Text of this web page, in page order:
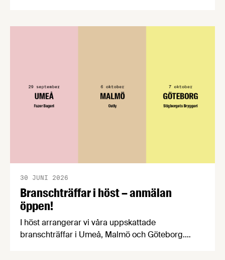
Branschträffar i höst – anmälan
öppen!
30 JUNI 2026
I höst arrangerar vi våra uppskattade
branschträffar i Umeå, Malmö och Göteborg.